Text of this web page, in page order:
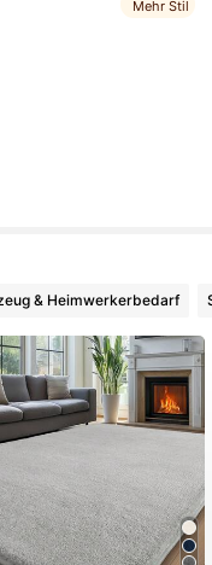
Mehr Stil
& Heimwerkerbedarf